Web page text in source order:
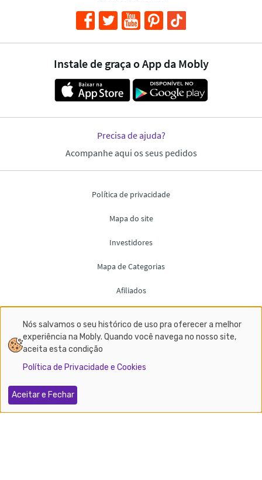
Nós salvamos o seu histórico de uso pra oferecer a melhor
experiência na Mobly. Quando você navega no nosso site,
aceita esta condição
Política de Privacidade e Cookies
Aceitar e Fechar